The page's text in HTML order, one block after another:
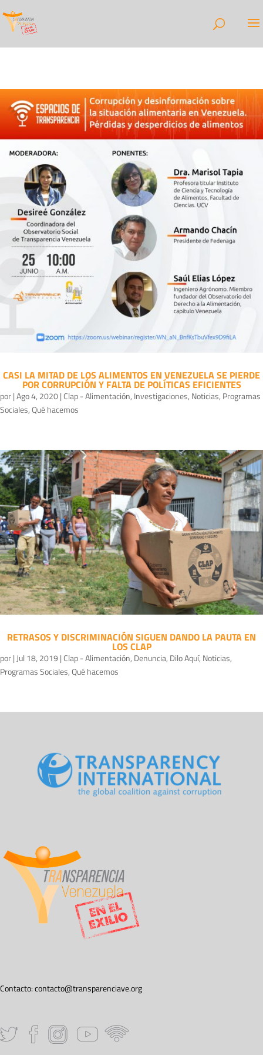
CASI LA MITAD DE LOS ALIMENTOS EN VENEZUELA SE PIERDE
POR CORRUPCIÓN Y FALTA DE POLÍTICAS EFICIENTES
por|Ago 4, 2020|Clap - Alimentación, Investigaciones, Noticias, Programas
Sociales,Qué hacemos
RETRASOS Y DISCRIMINACIÓN SIGUEN DANDO LA PAUTA EN
LOS CLAP
por| Jul 18, 2019 |Clap - Alimentación, Denuncia, Dilo Aquí, Noticias,
Programas Sociales,Qué hacemos
Contacto:contacto@transparenciave.org